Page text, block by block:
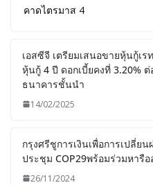
คาดไตรมาส 4
เอสซีจี เตรียมเสนอขายหุ้นกู้เ
หุ้นกู้ 4 ปี ดอกเบี้ยคงที่ 3.20%
ธนาคารชั้นนำ
14/02/2025
กรุงศรีชูการเงินเพื่อการเปลี่ย
ประชุม COP29พร้อมร่วมหารื
26/11/2024